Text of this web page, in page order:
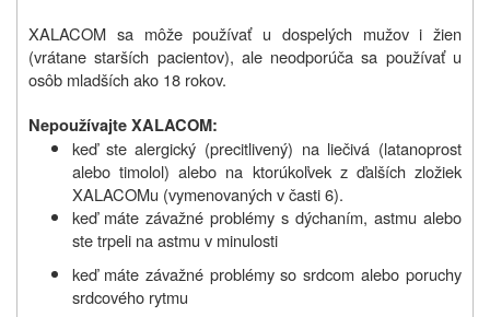
XALACOM sa môže používať u dospelých mužov i žien
(vrátane starších pacientov), ale neodporúča sa používať u
osôb mladších ako 18 rokov.
Nepoužívajte XALACOM:
keď ste alergický (precitlivený) na liečivá (latanoprost
alebo timolol) alebo na ktorúkoľvek z ďalších zložiek
XALACOMu (vymenovaných v časti 6).
keď máte závažné problémy s dýchaním, astmu alebo
ste trpeli na astmu v minulosti
keď máte závažné problémy so srdcom alebo poruchy
srdcového rytmu